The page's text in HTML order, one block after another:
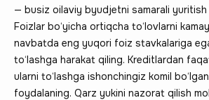
— busiz oilaviy byudjetni samarali yuritish
Foizlar bo‘yicha ortiqcha to‘lovlarni
navbatda eng yuqori foiz stavkalariga
to‘lashga harakat qiling. Kreditlardan
ularni to‘lashga ishonchingiz komil
foydalaning. Qarz yukini nazorat qilish